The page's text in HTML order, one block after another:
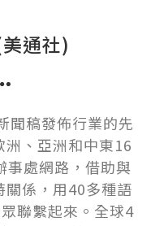
通社)
聞稿發佈行業的先
、亞洲和中東16
事處網路，借助與
關係，用40多種語
聯繫起來。全球4